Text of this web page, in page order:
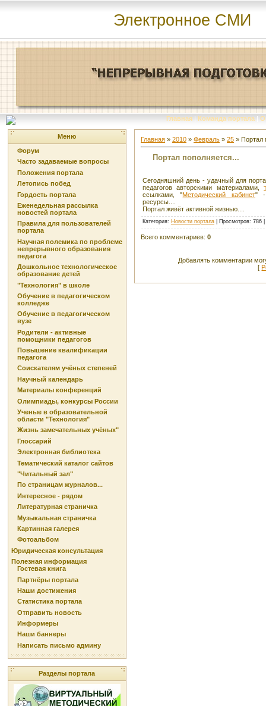
Электронное СМИ
Главная | Команда портала | О
Меню
Форум
Часто задаваемые вопросы
Положения портала
Летопись побед
Гордость портала
Еженедельная рассылка
новостей портала
Правила для пользователей
портала
Научная полемика по проблеме
непрерывного образования
педагога
Дошкольное технологическое
образование детей
"Технология" в школе
Обучение в педагогическом
колледже
Обучение в педагогическом
вузе
Родители - активные
помощники педагогов
Повышение квалификации
педагога
Соискателям учёных степеней
Научный календарь
Материалы конференций
Олимпиады, конкурсы России
Ученые в образовательной
области "Технология"
Жизнь замечательных учёных"
Глоссарий
Электронная библиотека
Тематический каталог сайтов
"Читальный зал"
По страницам журналов...
Интересное - рядом
Литературная страничка
Музыкальная страничка
Картинная галерея
Фотоальбом
Юридическая консультация
Полезная информация
Гостевая книга
Партнёры портала
Наши достижения
Статистика портала
Отправить новость
Информеры
Наши баннеры
Написать письмо админу
Разделы портала
Главная » 2010 » Февраль » 25 » Портал
Портал пополняется...
Сегодняшний день - удачный для
педагогов авторскими материалами,
ссылками, "Методический кабинет" -
ресурсы....
Портал живёт активной жизнью....
Категория: Новости портала Просмотров: 786 |
Всего комментариев: 0
Добавлять комментарии
[